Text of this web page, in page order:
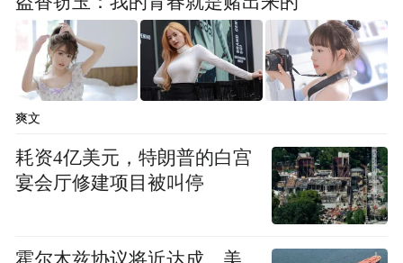
“我要从头再来，目标后年全运会！”
他说
爽文
耗资4亿美元，特朗普的白宫
宴会厅修建项目被叫停